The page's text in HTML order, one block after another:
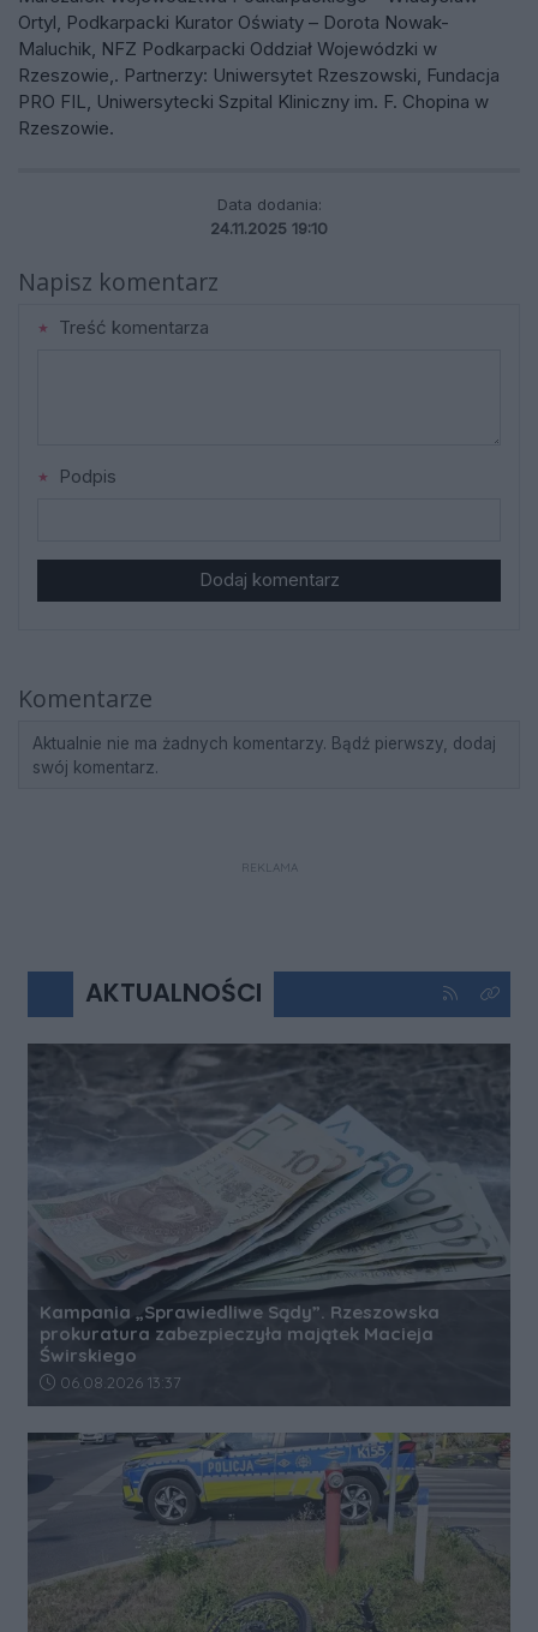
Ortyl, Podkarpacki Kurator Oświaty – Dorota Nowak-
Maluchik, NFZ Podkarpacki Oddział Wojewódzki w
Rzeszowie,. Partnerzy: Uniwersytet Rzeszowski, Fundacja
PRO FIL, Uniwersytecki Szpital Kliniczny im. F. Chopina w
Rzeszowie.
Data dodania:
24.11.2025 19:10
Napisz komentarz
Treść komentarza
Podpis
Dodaj komentarz
Komentarze
Aktualnie nie ma żadnych komentarzy. Bądź pierwszy, dodaj
swój komentarz.
REKLAMA
AKTUALNOŚCI Kliknij aby
Kliknij
Kampania „Sprawiedliwe Sądy”. Rzeszowska
prokuratura zabezpieczyła majątek Macieja
Świrskiego
Data dodania artykułu:
06.08.2026 13:37